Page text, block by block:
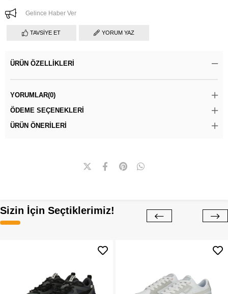
Gelince Haber Ver
TAVSIYE ET YORUM YAZ
ÜRÜN ÖZELLIKLERI
YORUMLAR(0)
ÖDEME SEÇENEKLERI
ÜRÜN ÖNERILERI
Sizin İçin Seçtiklerimiz!